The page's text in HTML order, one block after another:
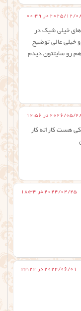
12/08 در 00:49
های خیلی شیک در
رو خیلی عالی توضیح
رو سایتتون دیدم
05/28 در 12:56
هست کاراته کار
2024/04/25 در 18:34
2024/06/01 در 23:22